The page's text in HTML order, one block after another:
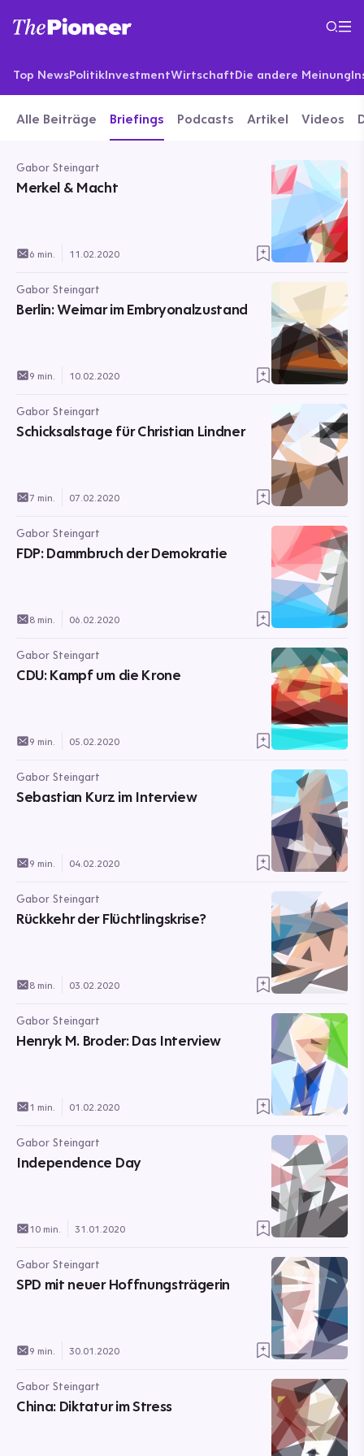
Top NewsPolitikInvestmentWirtschaftDie andere Meinung
Alle Beiträge Briefings Podcasts Artikel Videos
Gabor Steingart
Merkel & Macht
6 min. 11.02.2020
Gabor Steingart
Berlin: Weimar im Embryonalzustand
9 min. 10.02.2020
Gabor Steingart
Schicksalstage für Christian Lindner
7 min. 07.02.2020
Gabor Steingart
FDP: Dammbruch der Demokratie
8 min. 06.02.2020
Gabor Steingart
CDU: Kampf um die Krone
9 min. 05.02.2020
Gabor Steingart
Sebastian Kurz im Interview
9 min. 04.02.2020
Gabor Steingart
Rückkehr der Flüchtlingskrise?
8 min. 03.02.2020
Gabor Steingart
Henryk M. Broder: Das Interview
1 min. 01.02.2020
Gabor Steingart
Independence Day
10 min. 31.01.2020
Gabor Steingart
SPD mit neuer Hoffnungsträgerin
9 min. 30.01.2020
Gabor Steingart
China: Diktatur im Stress